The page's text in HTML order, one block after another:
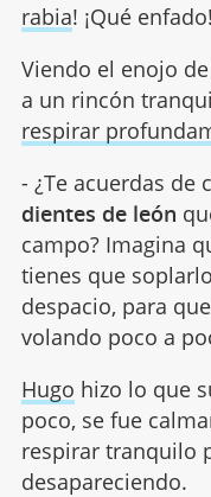
rabia! ¡Qué enfado!
Viendo el enojo
a un rincón
respirar
- ¿Te acuerdas de
dientes de león
campo? Imagina
tienes que
despacio, para
volando poco a
Hugo hizo lo que
poco, se fue
respirar tranquilo
desapareciendo.